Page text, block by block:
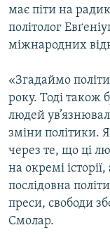
має піти на
політолог
міжнародних
«Згадаймо
року. Тоді також
людей
зміни політики.
через те, що ці
на окремі
послідовна
преси, свободи
Смолар.